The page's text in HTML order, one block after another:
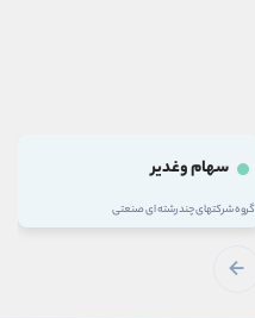
سهام وغدیر
گروه شرکتهای چند رشته ای صنعتی